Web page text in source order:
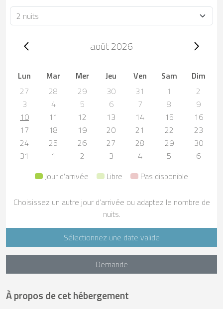
Durée
Trip dates, août 2026août 2026
Lun Mar Mer Jeu Ven Sam
Dim
27
28 29 30 31 1
2
3
4 5 6 7 8
9
10
11 12 13 14 15
16
17
18 19 20 21 22
23
24
25 26 27 28 29
30
31
1 2 3 4 5
6
Jour d'arrivée
Libre Pas disponible
Choisissez un autre jour d’arrivée ou adaptez le nombre de
nuits.
Sélectionnez une date valide
Demande
À propos de cet hébergement